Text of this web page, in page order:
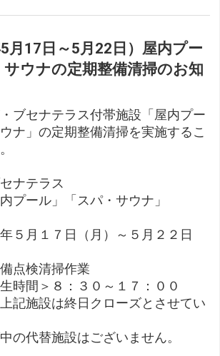
月17日～5月22日）屋内プー
ウナの定期整備清掃のお知
ブセナテラス付帯施設「屋内プー
ナ」の定期整備清掃を実施するこ
ナテラス
プール」「スパ・サウナ」
５月１７日（月）～５月２２日
点検清掃作業
間＞８：３０～１７：００
施設は終日クローズとさせてい
代替施設はございません。